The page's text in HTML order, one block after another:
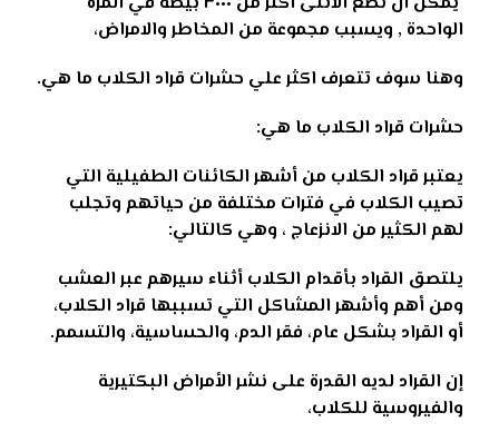
الواحدة , ويسبب مجموعة من المخاطر والامراض،
وهنا سوف تتعرف اكثر علي حشرات قراد الكلاب ما هي.
حشرات قراد الكلاب ما هي:
يعتبر قراد الكلاب من أشهر الكائنات الطفيلية التي
تصيب الكلاب في فترات مختلفة من حياتهم وتجلب
لهم الكثير من الانزعاج ، وهي كالتالي:
يلتصق القراد بأقدام الكلاب أثناء سيرهم عبر العشب
ومن أهم وأشهر المشاكل التي تسببها قراد الكلاب،
أو القراد بشكل عام، فقر الدم، والحساسية، والتسمم.
إن القراد لديه القدرة على نشر الأمراض البكتيرية
والفيروسية للكلاب،